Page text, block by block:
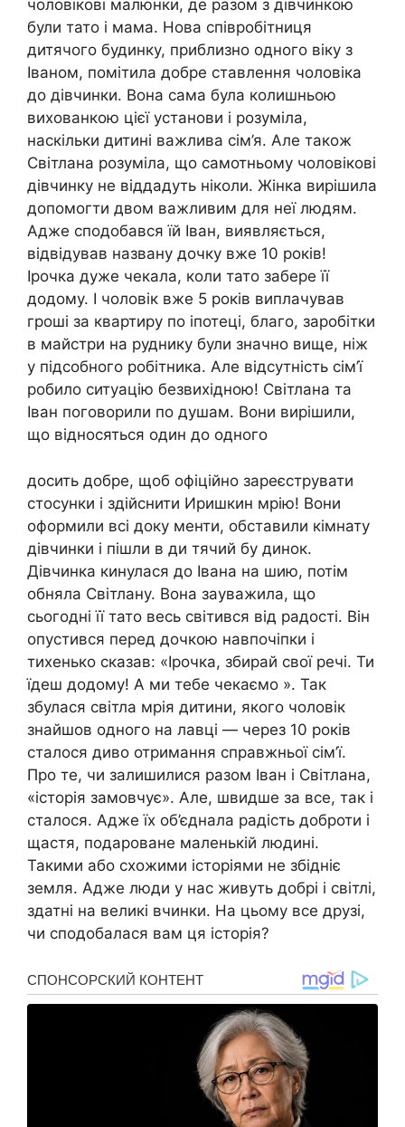
чоловікові малюнки, де разом з дівчинкою
були тато і мама. Нова співробітниця
дитячого будинку, приблизно одного віку з
Іваном, помітила добре ставлення чоловіка
до дівчинки. Вона сама була колишньою
вихованкою цієї установи і розуміла,
наскільки дитині важлива сім’я. Але також
Світлана розуміла, що самотньому чоловікові
дівчинку не віддадуть ніколи. Жінка вирішила
допомогти двом важливим для неї людям.
Адже сподобався їй Іван, виявляється,
відвідував названу дочку вже 10 років!
Ірочка дуже чекала, коли тато забере її
додому. І чоловік вже 5 років виплачував
гроші за квартиру по іпотеці, благо, заробітки
в майстри на руднику були значно вище, ніж
у підсобного робітника. Але відсутність сім’ї
робило ситуацію безвихідною! Світлана та
Іван поговорили по душам. Вони вирішили,
що відносяться один до одного
досить добре, щоб офіційно зареєструвати
стосунки і здійснити Иришкин мрію! Вони
оформили всі доку менти, обставили кімнату
дівчинки і пішли в ди тячий бу динок.
Дівчинка кинулася до Івана на шию, потім
обняла Світлану. Вона зауважила, що
сьогодні її тато весь світився від радості. Він
опустився перед дочкою навпочіпки і
тихенько сказав: «Ірочка, збирай свої речі. Ти
їдеш додому! А ми тебе чекаємо ». Так
збулася світла мрія дитини, якого чоловік
знайшов одного на лавці — через 10 років
сталося диво отримання справжньої сім’ї.
Про те, чи залишилися разом Іван і Світлана,
«історія замовчує». Але, швидше за все, так і
сталося. Адже їх об’єднала радість доброти і
щастя, подароване маленькій людині.
Такими або схожими історіями не збідніє
земля. Адже люди у нас живуть добрі і світлі,
здатні на великі вчинки. На цьому все друзі,
чи сподобалася вам ця історія?